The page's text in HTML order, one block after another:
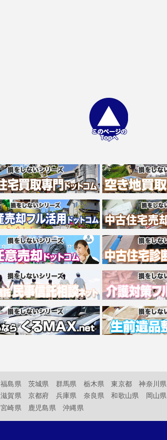
福島県 茨城県 群馬県 栃木県 東京都 神奈川県
滋賀県 京都府 兵庫県 奈良県 和歌山県 岡山県
宮崎県 鹿児島県 沖縄県